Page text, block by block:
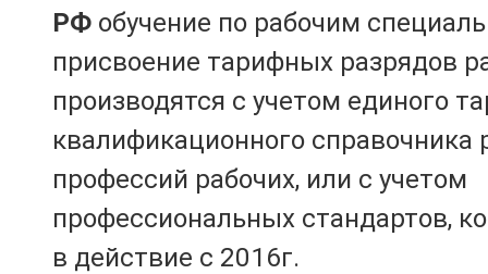
РФ обучение по рабочим
присвоение тарифных разрядов
производятся с учетом единого
квалификационного справочника
профессий рабочих, или с учетом
профессиональных стандартов,
в действие с 2016г.